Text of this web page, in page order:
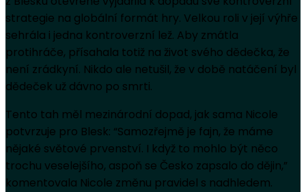
strategie na globální formát hry. Velkou roli v její výhře
sehrála i jedna kontroverzní lež. Aby zmátla
protihráče, přísahala totiž na život svého dědečka, že
není zrádkyní. Nikdo ale netušil, že v době natáčení byl
dědeček už dávno po smrti.
Tento tah měl mezinárodní dopad, jak sama Nicole
potvrzuje pro Blesk: “Samozřejmě je fajn, že máme
nějaké světové prvenství. I když to mohlo být něco
trochu veselejšího, aspoň se Česko zapsalo do dějin,”
komentovala Nicole změnu pravidel s nadhledem.